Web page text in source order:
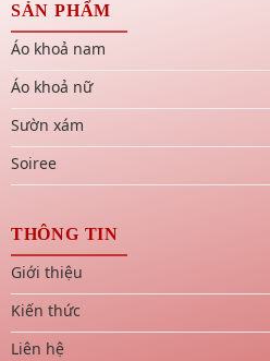
SẢN PHẨM
Áo khoả nam
Áo khoả nữ
Sườn xám
Soiree
THÔNG TIN
Giới thiệu
Kiến thức
Liên hệ